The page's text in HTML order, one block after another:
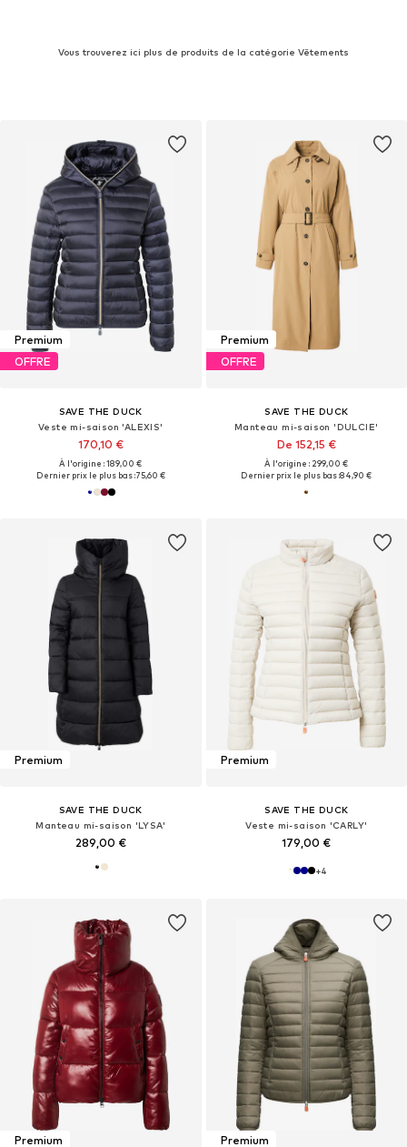
Vous trouverez ici plus de produits de la catégorie Vêtements
Premium
OFFRE
SAVE THE DUCK
Veste mi-saison 'ALEXIS'
170,10 €
À l'origine : 189,00 €
Dernier prix le plus bas :75,60 €
Premium
OFFRE
SAVE THE DUCK
Manteau mi-saison 'DULCIE'
De 152,15 €
À l'origine : 299,00 €
Dernier prix le plus bas :84,90 €
Premium
SAVE THE DUCK
Manteau mi-saison 'LYSA'
289,00 €
Premium
SAVE THE DUCK
Veste mi-saison 'CARLY'
179,00 €
+4
Premium Premium